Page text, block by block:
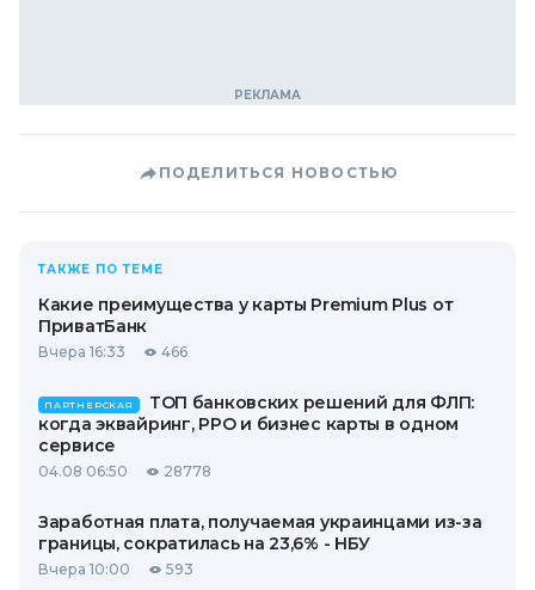
ПОДЕЛИТЬСЯ НОВОСТЬЮ
ТАКЖЕ ПО ТЕМЕ
Какие преимущества у карты Premium Plus от
ПриватБанк
Вчера 16:33 466
ПАРТНЕРСКАЯ
ТОП банковских решений для ФЛП:
когда эквайринг, РРО и бизнес карты в одном
сервисе
04.08 06:50 28778
Заработная плата, получаемая украинцами из-за
границы, сократилась на 23,6% - НБУ
Вчера 10:00 593